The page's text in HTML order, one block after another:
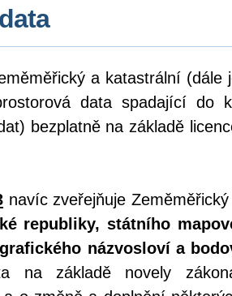
a katastrální (dále
data spadající do
bezplatně na základě
navíc zveřejňuje
republiky, státního
názvosloví a
na základě novely